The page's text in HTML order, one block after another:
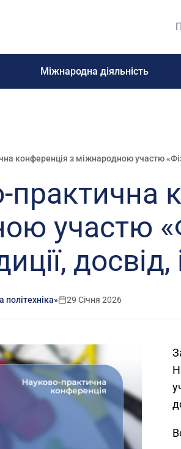
Міжнародна діяльність
конференція з міжнародною участю
практична
участю
досвід,
29 Січня 2026